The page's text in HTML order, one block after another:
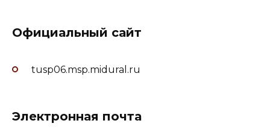
Официальный сайт
tusp06.msp.midural.ru
Электронная почта